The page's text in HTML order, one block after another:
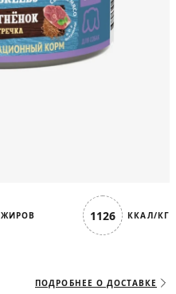
ЖИРОВ 1126 ККАЛ/КГ
ПОДРОБНЕЕ О ДОСТАВКЕ